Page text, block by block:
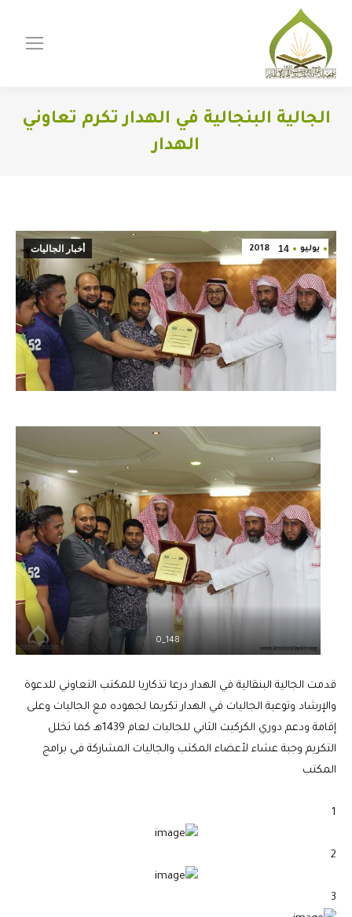
الجالية البنجالية في الهدار تكرم تعاوني
الهدار
يوليو 14
2018 أخبار الجاليات
148_0
قدمت الجالية البنقالية في الهدار درعا تذكاريا للمكتب التعاوني للدعوة
والإرشاد وتوعية الجاليات في الهدار تكريما لجهوده مع الجاليات وعلى
إقامة ودعم دوري الكركيت الثاني للجاليات لعام 1439هـ كما تخلل
التكريم وجبة عشاء لأعضاء المكتب والجاليات المشاركة في برامج
المكتب
1
2
3